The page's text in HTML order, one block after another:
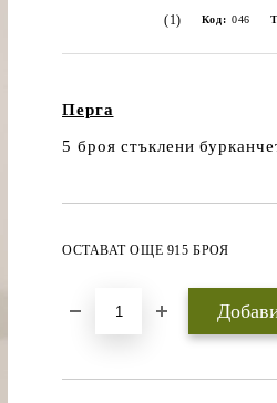
(1) Код: 046
Перга
5 броя стъклени
ОСТАВАТ ОЩЕ 915 БРОЯ